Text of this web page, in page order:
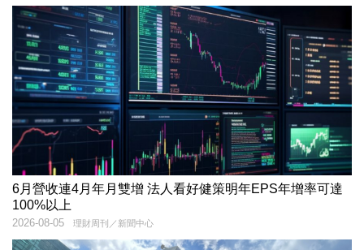
6月營收連4月年月雙增 法人看好健策明年EPS年增率可達
100%以上
理財周刊／新聞中心
2026-08-05